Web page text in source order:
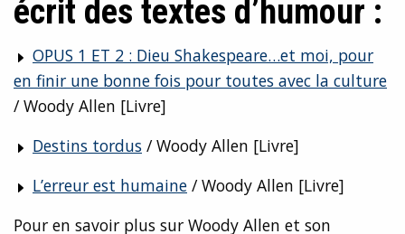
écrit des textes d’humour :
OPUS 1 ET 2 : Dieu Shakespeare…et moi, pour
en finir une bonne fois pour toutes avec la culture
/ Woody Allen [Livre]
Destins tordus / Woody Allen [Livre]
L’erreur est humaine / Woody Allen [Livre]
Pour en savoir plus sur Woody Allen et son